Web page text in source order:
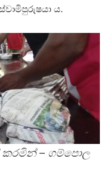
ය.
කරමින් – ගම්පොල